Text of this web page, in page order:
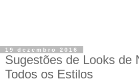
19 dezembro 2016
Sugestões de Looks de
Todos os Estilos